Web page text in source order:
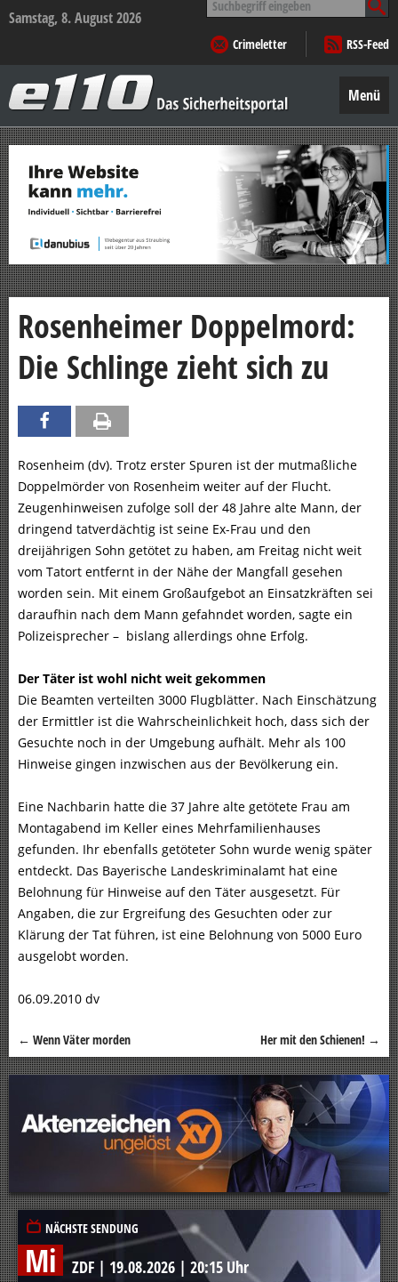
Samstag, 8. August 2026
nach:
Crimeletter
RSS-Feed
–
Das
Sicherheitsportal
Menü
Zum
Inhalt
springen
Rosenheimer Doppelmord:
Die Schlinge zieht sich zu
Rosenheim (dv). Trotz erster Spuren ist der mutmaßliche
Doppelmörder von Rosenheim weiter auf der Flucht.
Zeugenhinweisen zufolge soll der 48 Jahre alte Mann, der
dringend tatverdächtig ist seine Ex-Frau und den
dreijährigen Sohn getötet zu haben, am Freitag nicht weit
vom Tatort entfernt in der Nähe der Mangfall gesehen
worden sein. Mit einem Großaufgebot an Einsatzkräften sei
daraufhin nach dem Mann gefahndet worden, sagte ein
Polizeisprecher – bislang allerdings ohne Erfolg.
Der Täter ist wohl nicht weit gekommen
Die Beamten verteilten 3000 Flugblätter. Nach Einschätzung
der Ermittler ist die Wahrscheinlichkeit hoch, dass sich der
Gesuchte noch in der Umgebung aufhält. Mehr als 100
Hinweise gingen inzwischen aus der Bevölkerung ein.
Eine Nachbarin hatte die 37 Jahre alte getötete Frau am
Montagabend im Keller eines Mehrfamilienhauses
gefunden. Ihr ebenfalls getöteter Sohn wurde wenig später
entdeckt. Das Bayerische Landeskriminalamt hat eine
Belohnung für Hinweise auf den Täter ausgesetzt. Für
Angaben, die zur Ergreifung des Gesuchten oder zur
Klärung der Tat führen, ist eine Belohnung von 5000 Euro
ausgelobt worden.
06.09.2010 dv
Beitragsnavigation
← Wenn Väter morden Her mit den Schienen! →
NÄCHSTE SENDUNG
Mi ZDF | 19.08.2026 | 20:15 Uhr